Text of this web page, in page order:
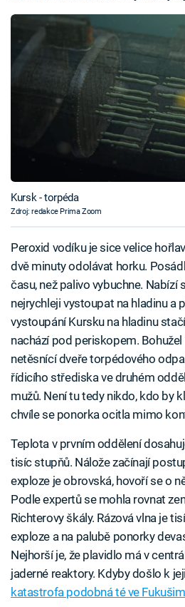
Kursk - torpéda
Zdroj: redakce Prima Zoom
Peroxid vodíku je sice velice
dvě minuty odolávat horku.
času, než palivo vybuchne. Nabízí
nejrychleji vystoupat na hladinu a
vystoupání Kursku na hladinu
nachází pod periskopem. Bohužel
netěsnící dveře torpédového
řídicího střediska ve druhém
mužů. Není tu tedy nikdo, kdo by
chvíle se ponorka ocitla mimo
Teplota v prvním oddělení
tisíc stupňů. Nálože začínají
exploze je obrovská, hovoří se o
Podle expertů se mohla rovnat
Richterovy škály. Rázová vlna je
exploze a na palubě ponorky
Nejhorší je, že plavidlo má v
jaderné reaktory. Kdyby došlo k
katastrofa podobná té ve